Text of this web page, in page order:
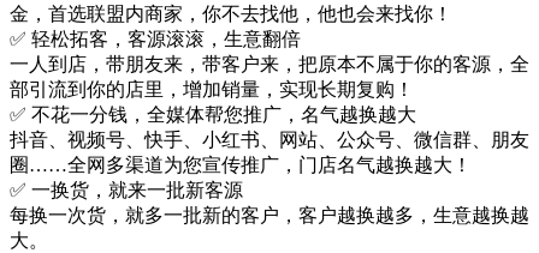
金，首选联盟内商家，你不去找他，他也会来找你！
✅ 轻松拓客，客源滚滚，生意翻倍
一人到店，带朋友来，带客户来，把原本不属于你的客源，全
部引流到你的店里，增加销量，实现长期复购！
✅ 不花一分钱，全媒体帮您推广，名气越换越大
抖音、视频号、快手、小红书、网站、公众号、微信群、朋友
圈……全网多渠道为您宣传推广，门店名气越换越大！
✅ 一换货，就来一批新客源
每换一次货，就多一批新的客户，客户越换越多，生意越换越
大。